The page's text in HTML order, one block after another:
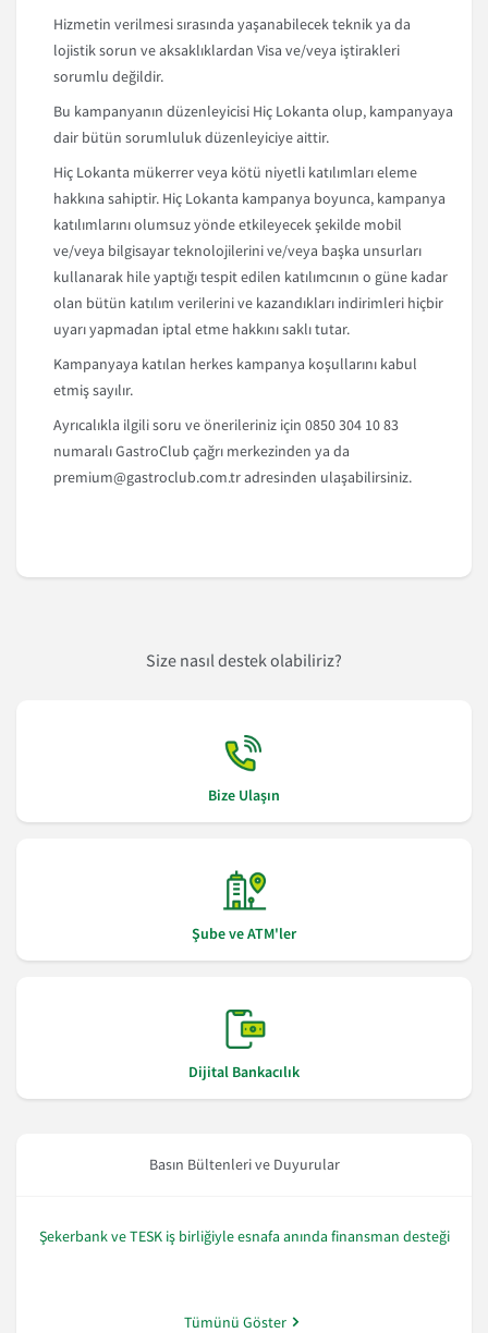
Hizmetin verilmesi sırasında yaşanabilecek teknik ya da
lojistik sorun ve aksaklıklardan Visa ve/veya iştirakleri
sorumlu değildir.
Bu kampanyanın düzenleyicisi Hiç Lokanta olup, kampanyaya
dair bütün sorumluluk düzenleyiciye aittir.
Hiç Lokanta mükerrer veya kötü niyetli katılımları eleme
hakkına sahiptir. Hiç Lokanta kampanya boyunca, kampanya
katılımlarını olumsuz yönde etkileyecek şekilde mobil
ve/veya bilgisayar teknolojilerini ve/veya başka unsurları
kullanarak hile yaptığı tespit edilen katılımcının o güne kadar
olan bütün katılım verilerini ve kazandıkları indirimleri hiçbir
uyarı yapmadan iptal etme hakkını saklı tutar.
Kampanyaya katılan herkes kampanya koşullarını kabul
etmiş sayılır.
Ayrıcalıkla ilgili soru ve önerileriniz için 0850 304 10 83
numaralı GastroClub çağrı merkezinden ya da
premium@gastroclub.com.tr adresinden ulaşabilirsiniz.
Size nasıl destek olabiliriz?
Bize Ulaşın
Şube ve ATM'ler
Dijital Bankacılık
Basın Bültenleri ve Duyurular
Şekerbank ve TESK iş birliğiyle esnafa anında finansman desteği
Tümünü Göster